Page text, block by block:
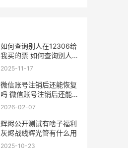
如何查询别人在12306给
我买的票 如何查询别人在
酒店住过
2025-11-17
微信账号注销后还能恢复
吗 微信账号注销后还能查
到转账记录吗
2026-02-07
辉烬公开测试有啥子福利
灰烬战线辉光管有什么用
2025-10-23